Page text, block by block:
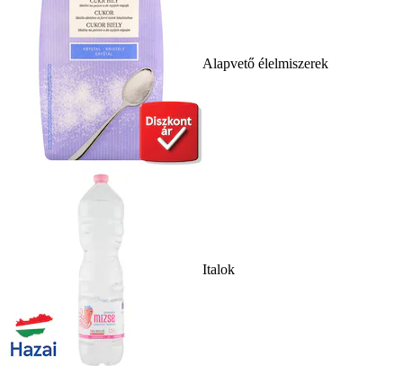
Alapvető élelmiszerek
Italok